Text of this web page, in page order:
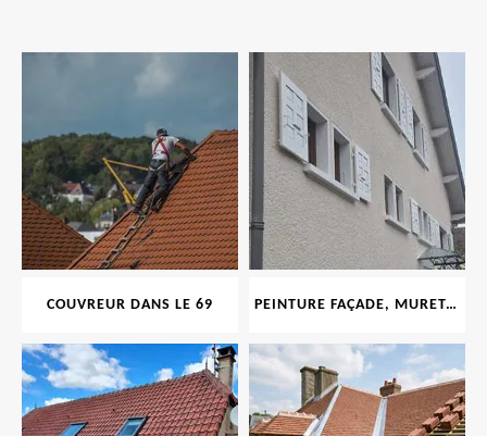
COUVREUR DANS LE 69 PEINTURE FAÇADE, MURET, TOITURE, BOISERIE, FERRONERIE, GOUTTIÈRE 69